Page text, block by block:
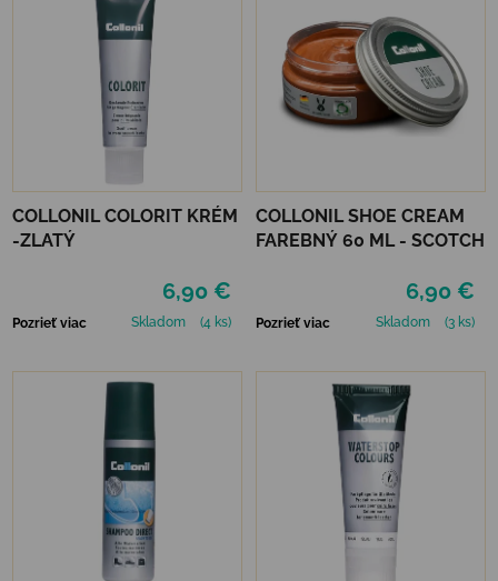
COLLONIL COLORIT KRÉM
-ZLATÝ
6,90 €
Pozrieť viac Skladom (4 ks)
COLLONIL SHOE CREAM
FAREBNÝ 60 ML - SCOTCH
6,90 €
Pozrieť viac Skladom (3 ks)